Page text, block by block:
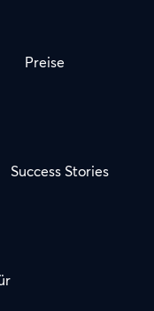
Preise
Success Stories